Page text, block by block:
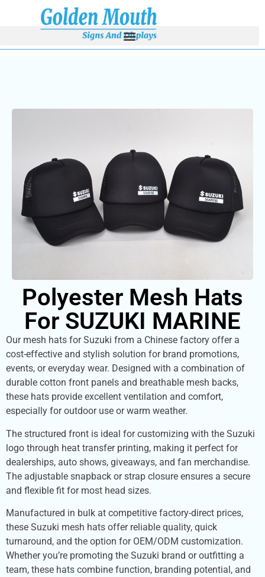
Polyester Mesh Hats
For SUZUKI MARINE
Our mesh hats for Suzuki from a Chinese factory offer a
cost-effective and stylish solution for brand promotions,
events, or everyday wear. Designed with a combination of
durable cotton front panels and breathable mesh backs,
these hats provide excellent ventilation and comfort,
especially for outdoor use or warm weather.
The structured front is ideal for customizing with the Suzuki
logo through heat transfer printing, making it perfect for
dealerships, auto shows, giveaways, and fan merchandise.
The adjustable snapback or strap closure ensures a secure
and flexible fit for most head sizes.
Manufactured in bulk at competitive factory-direct prices,
these Suzuki mesh hats offer reliable quality, quick
turnaround, and the option for OEM/ODM customization.
Whether you’re promoting the Suzuki brand or outfitting a
team, these hats combine function, branding potential, and